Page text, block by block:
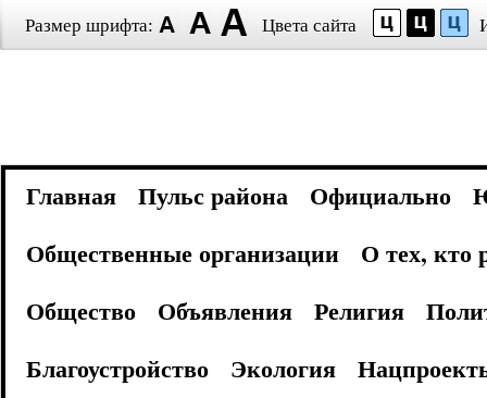
Размер шрифта: Цвета сайта
Главная Пульс района Официально
Общественные организации
О тех, кто
Общество
Объявления Религия
Благоустройство
Экология